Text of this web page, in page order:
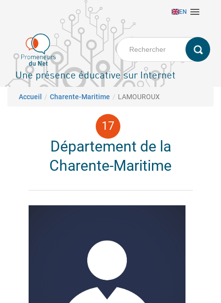
principal
EN 
Une présence éducative sur Internet
Fil d'Ariane
Accueil Charente-Maritime LAMOUROUX
Département de la
Charente-Maritime